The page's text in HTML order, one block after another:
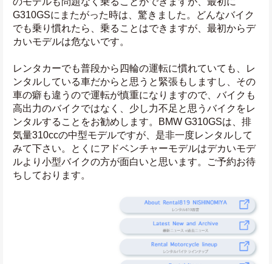
G310GSにまたがった時は、驚きました。どんなバイク
でも乗り慣れたら、乗ることはできますが、最初からデ
カいモデルは危ないです。
レンタカーでも普段から四輪の運転に慣れていても、レ
ンタルしている車だからと思うと緊張もしますし、その
車の癖も違うので運転が慎重になりますので、バイクも
高出力のバイクではなく、少し力不足と思うバイクをレ
ンタルすることをお勧めします。BMW G310GSは、排
気量310ccの中型モデルですが、是非一度レンタルして
みて下さい。とくにアドベンチャーモデルはデカいモデ
ルより小型バイクの方が面白いと思います。ご予約お待
ちしております。